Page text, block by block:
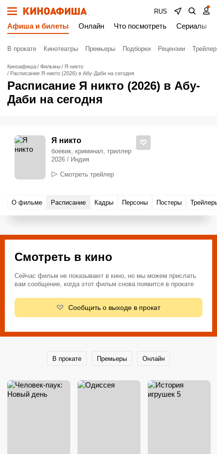
RUS
Афиша и билеты Онлайн Что посмотреть Сериалы
В прокате Кинотеатры Премьеры Подборки Рецензии
Киноафиша Фильмы
Я никто
Расписание Я никто (2026) в Абу-Даби на сегодня
Расписание Я никто (2026) в Абу-
Даби на сегодня
Я никто
боевик, криминал, триллер
2026 / Индия
Смотреть трейлер
О фильме Расписание Кадры Персоны Постеры
Смотреть в кино
Сейчас фильм не показывают в кино, но мы можем прислать
вам сообщение, когда этот фильм снова появится в прокате
Сообщить о выходе в прокат
В прокате Премьеры Онлайн